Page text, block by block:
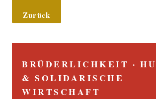
Zurück
BRÜDERLICHKEIT ·
& SOLIDARISCHE
WIRTSCHAFT